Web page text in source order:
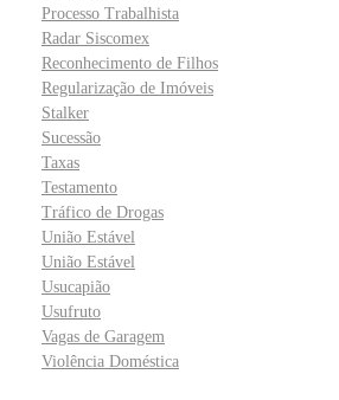
Processo Trabalhista
Radar Siscomex
Reconhecimento de Filhos
Regularização de Imóveis
Stalker
Sucessão
Taxas
Testamento
Tráfico de Drogas
União Estável
União Estável
Usucapião
Usufruto
Vagas de Garagem
Violência Doméstica